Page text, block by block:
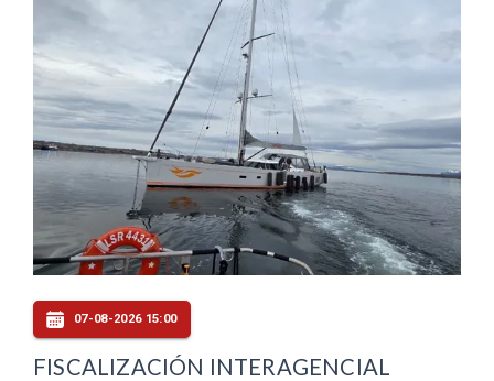
07-08-2026 15:00
FISCALIZACIÓN INTERAGENCIAL